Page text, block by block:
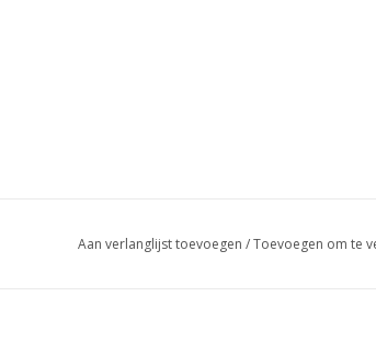
Aan verlanglijst toevoegen /Toevoegen om te